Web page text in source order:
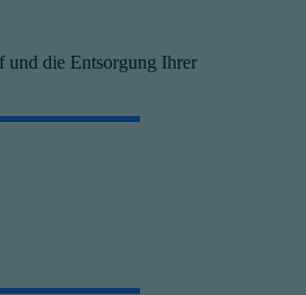
und die Entsorgung Ihrer